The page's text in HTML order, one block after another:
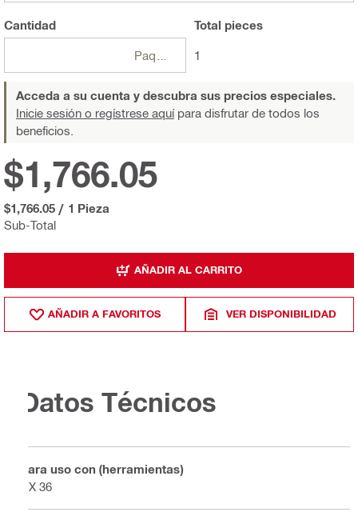
Cantidad Total pieces
1
Acceda a su cuenta y descubra sus precios especiales.
Inicie sesión o regístrese aquípara disfrutar de todos los
beneficios.
Sub-Total
$1,766.05
$1,766.05 / 1 Pieza
AÑADIR AL CARRITO
AÑADIR A FAVORITOS VER DISPONIBILIDAD
Datos Técnicos
Para uso con (herramientas)
DX 36